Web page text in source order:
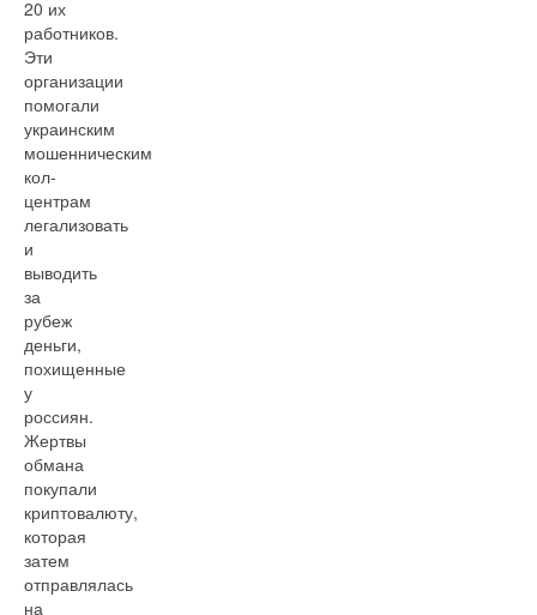
20 их
работников.
Эти
организации
помогали
украинским
мошенническим
кол-
центрам
легализовать
и
выводить
за
рубеж
деньги,
похищенные
у
россиян.
Жертвы
обмана
покупали
криптовалюту,
которая
затем
отправлялась
на